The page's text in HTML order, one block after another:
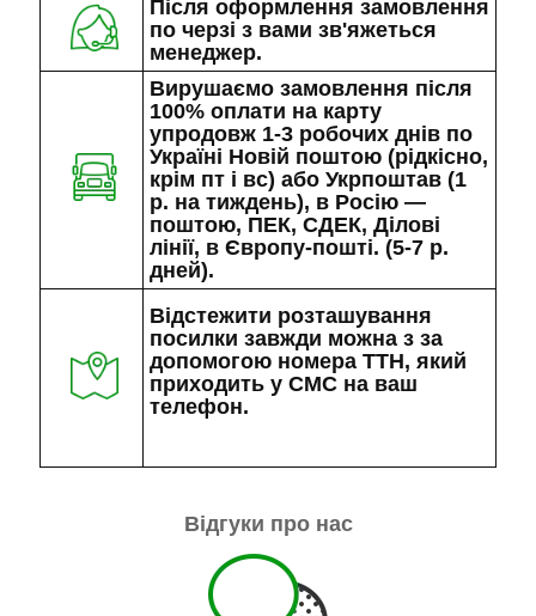
Після оформлення замовлення
по черзі з вами зв'яжеться
менеджер.
Вирушаємо замовлення після
100% оплати на карту
упродовж 1-3 робочих днів по
Україні Новій поштою (рідкісно,
крім пт і вс) або Укрпоштав (1
р. на тиждень), в Росію —
поштою, ПЕК, СДЕК, Ділові
лінії, в Європу-пошті. (5-7 р.
дней).
Відстежити розташування
посилки завжди можна з за
допомогою номера ТТН, який
приходить у СМС на ваш
телефон.
Відгуки про нас